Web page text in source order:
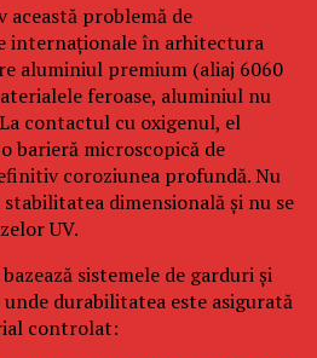
problemă de
internaționale în arhitectura
aluminiul premium (aliaj 6060
feroase, aluminiul nu
contactul cu oxigenul, el
barieră microscopică de
coroziunea profundă. Nu
dimensională și nu se
UV.
sistemele de garduri și
durabilitatea este asigurată
controlat: